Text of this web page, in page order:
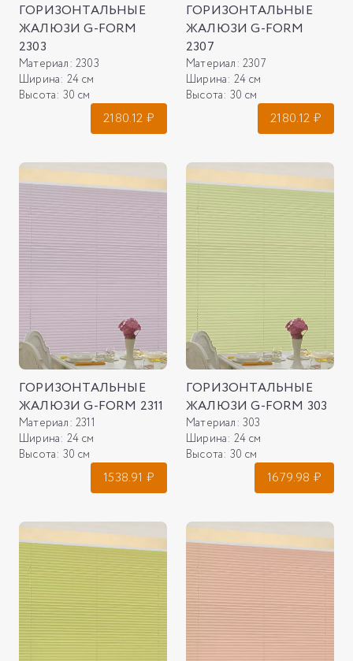
ГОРИЗОНТАЛЬНЫЕ
ЖАЛЮЗИ G-FORM
2303
Материал: 2303
Ширина: 24 см
Высота: 30 см
2180.12 ₽
ГОРИЗОНТАЛЬНЫЕ
ЖАЛЮЗИ G-FORM
2307
Материал: 2307
Ширина: 24 см
Высота: 30 см
2180.12 ₽
ГОРИЗОНТАЛЬНЫЕ
ЖАЛЮЗИ G-FORM 2311
Материал: 2311
Ширина: 24 см
Высота: 30 см
1538.91 ₽
ГОРИЗОНТАЛЬНЫЕ
ЖАЛЮЗИ G-FORM 303
Материал: 303
Ширина: 24 см
Высота: 30 см
1679.98 ₽